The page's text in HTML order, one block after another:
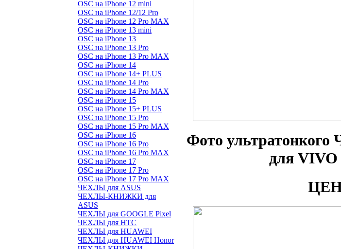
OSC на iPhone 12 mini
OSC на iPhone 12/12 Pro
OSC на iPhone 12 Pro MAX
OSC на iPhone 13 mini
OSC на iPhone 13
OSC на iPhone 13 Pro
OSC на iPhone 13 Pro MAX
OSC на iPhone 14
OSC на iPhone 14+ PLUS
OSC на iPhone 14 Pro
OSC на iPhone 14 Pro MAX
OSC на iPhone 15
OSC на iPhone 15+ PLUS
OSC на iPhone 15 Pro
OSC на iPhone 15 Pro MAX
OSC на iPhone 16
OSC на iPhone 16 Pro
OSC на iPhone 16 Pro MAX
OSC на iPhone 17
OSC на iPhone 17 Pro
OSC на iPhone 17 Pro MAX
ЧЕХЛЫ для ASUS
ЧЕХЛЫ-КНИЖКИ для
ASUS
ЧЕХЛЫ для GOOGLE Pixel
ЧЕХЛЫ для HTC
ЧЕХЛЫ для HUAWEI
ЧЕХЛЫ для HUAWEI Honor
Фото
для VIVO